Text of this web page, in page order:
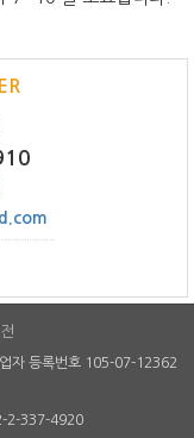
자 등록번호 105-07-12362
2-337-4920